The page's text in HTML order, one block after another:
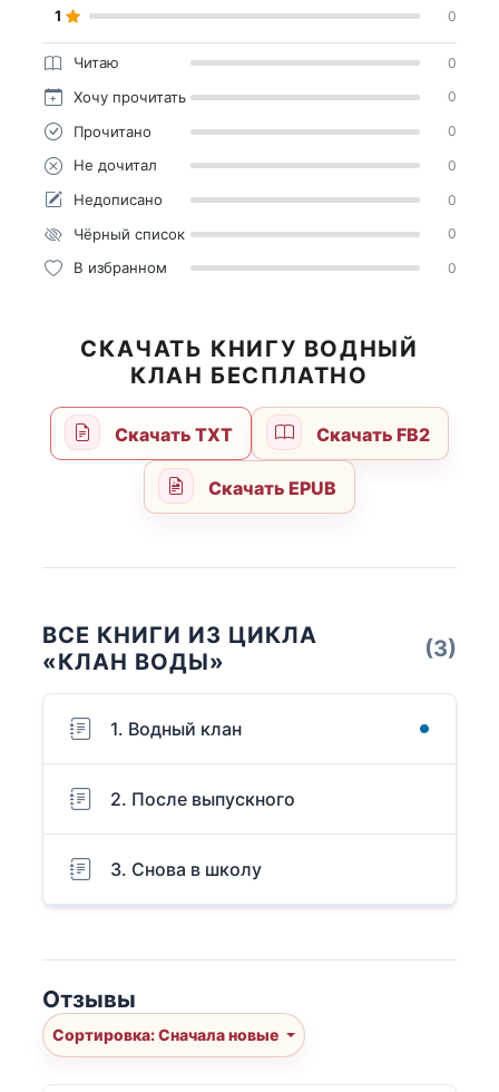
1 0
Читаю 0
Хочу прочитать 0
Прочитано 0
Не дочитал 0
Недописано 0
Чёрный список 0
В избранном 0
СКАЧАТЬ КНИГУ ВОДНЫЙ
КЛАН БЕСПЛАТНО
Скачать TXT Скачать FB2
Скачать EPUB
ВСЕ КНИГИ ИЗ ЦИКЛА
«КЛАН ВОДЫ»
(3)
1. Водный клан
2. После выпускного
3. Снова в школу
Отзывы
Сортировка: Сначала новые